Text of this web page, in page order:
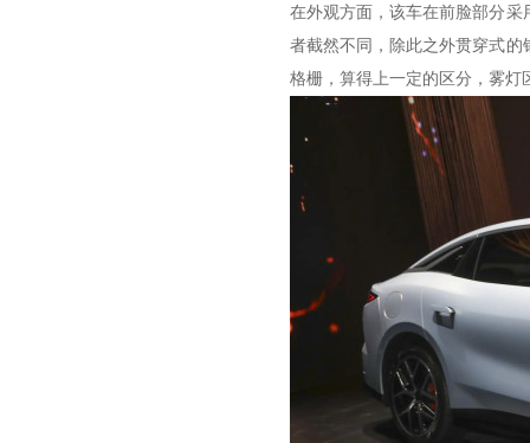
在外观方面，该车在前脸部分
者截然不同，除此之外贯穿式
格栅，算得上一定的区分，雾灯